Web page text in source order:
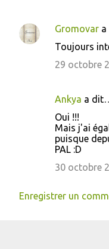
Gromovar
Toujours
29 octobre
Ankya a
Oui !!!
Mais j'ai
puisque
PAL :D
30 octobre
Enregistrer un